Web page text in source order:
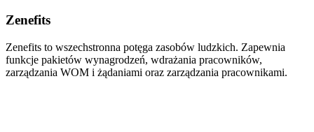
Zenefits
Zenefits to wszechstronna potęga zasobów ludzkich. Zapewnia
funkcje pakietów wynagrodzeń, wdrażania pracowników,
zarządzania WOM i żądaniami oraz zarządzania pracownikami.